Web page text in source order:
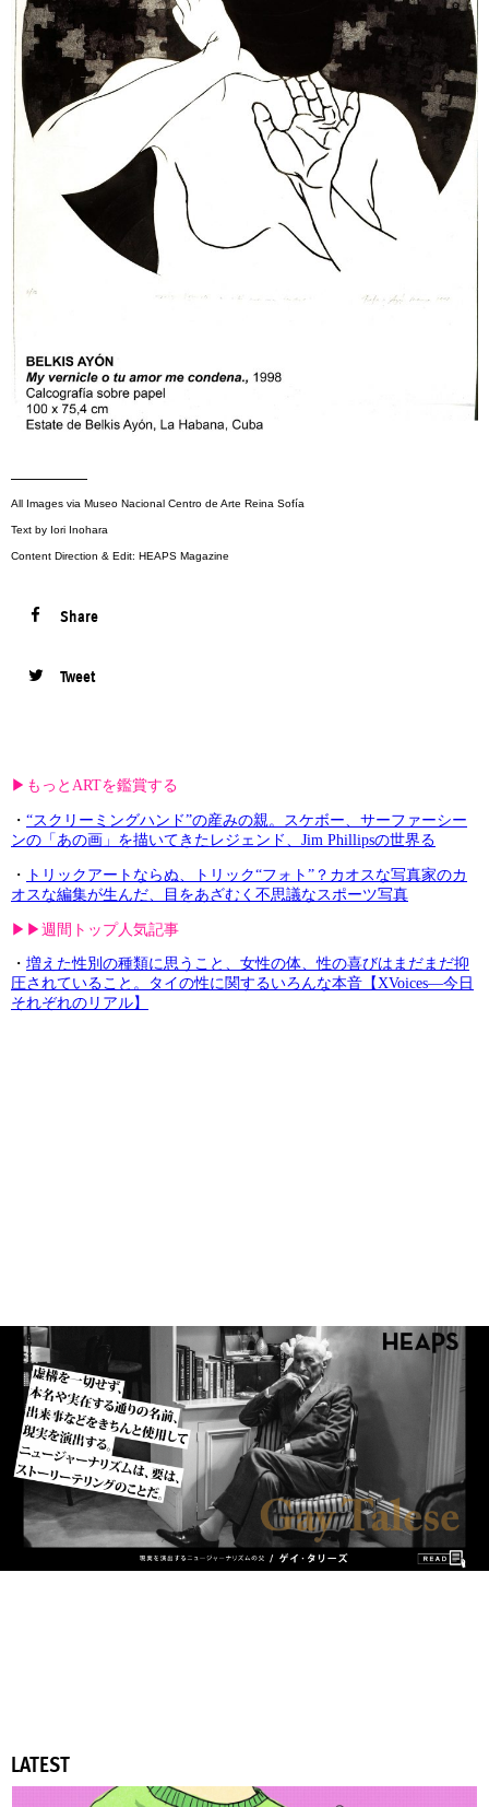
—————
All Images via Museo Nacional Centro de Arte Reina Sofía
Text by Iori Inohara
Content Direction & Edit: HEAPS Magazine
Share
Tweet
▶︎もっとARTを鑑賞する
・ “スクリーミングハンド”の産みの親。スケボー、サーファーシー
ンの「あの画」を描いてきたレジェンド、​​Jim Phillipsの世界る
・
トリックアートならぬ、トリック“フォト”？カオスな写真家のカ
オスな編集が生んだ、目をあざむく不思議なスポーツ写真
▶︎▶︎週間トップ人気記事
・ 増えた性別の種類に思うこと、女性の体、性の喜びはまだまだ抑
圧されていること。タイの性に関するいろんな本音【XVoices—今日
それぞれのリアル】
LATEST